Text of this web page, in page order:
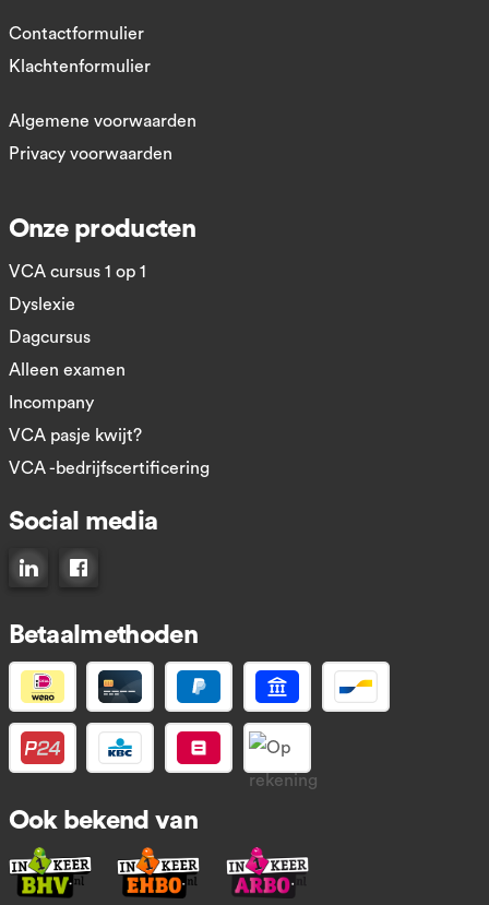
Contactformulier
Klachtenformulier
Algemene voorwaarden
Privacy voorwaarden
Onze producten
VCA cursus 1 op 1
Dyslexie
Dagcursus
Alleen examen
Incompany
VCA pasje kwijt?
VCA -bedrijfscertificering
Social media
Connect op LinkedIn
Like ons op Facebook
Betaalmethoden
Ook bekend van